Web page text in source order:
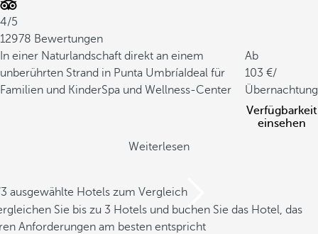
4/5
12978 Bewertungen
In einer Naturlandschaft direkt an einem
unberührten Strand in Punta Umbría Ideal für
Familien und KinderSpa und Wellness-Center
Ab
103
/
Übernachtung
Verfügbarkeit
einsehen
Weiterlesen
ausgewählte Hotels zum Vergleich
Sie bis zu 3 Hotels und buchen Sie das Hotel, das
Anforderungen am besten entspricht